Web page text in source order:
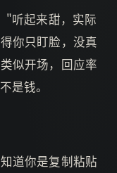
"听起来甜，实际
你只盯脸，没真
似开场，回应率
是钱。
道你是复制粘贴